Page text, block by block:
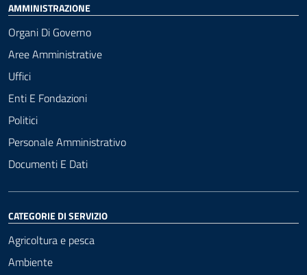
AMMINISTRAZIONE
Organi Di Governo
Aree Amministrative
Uffici
Enti E Fondazioni
Politici
Personale Amministrativo
Documenti E Dati
CATEGORIE DI SERVIZIO
Agricoltura e pesca
Ambiente